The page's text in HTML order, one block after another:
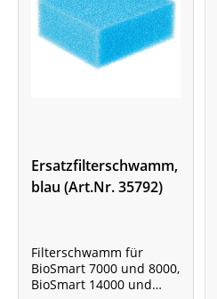
Ersatzfilterschwamm,
blau (Art.Nr. 35792)
Filterschwamm für
BioSmart 7000 und 8000,
BioSmart 14000 und